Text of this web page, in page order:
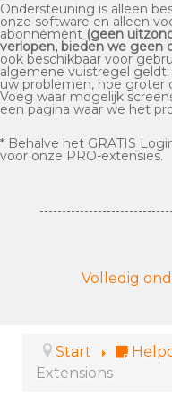
Ondersteuning is alleen
onze software en alleen
abonnement (geen
verlopen, bieden we geen
ook beschikbaar voor
algemene vuistregel
uw problemen, hoe groter
Voeg waar mogelijk
een pagina waar we het
* Behalve het GRATIS
voor onze PRO-extensies.
Volledig
Start
Extensions